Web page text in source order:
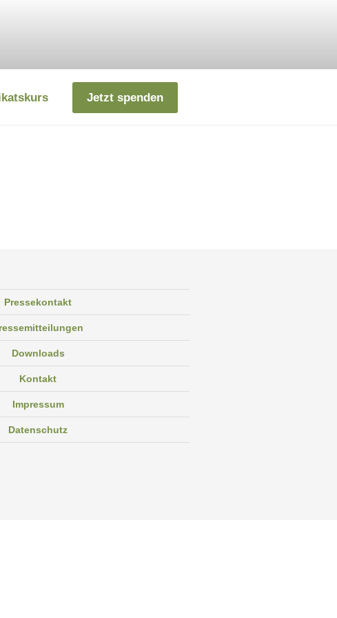
Jetzt spenden
Pressekontakt
Downloads
Kontakt
Impressum
Datenschutz